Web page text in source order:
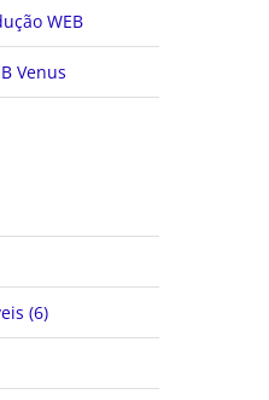
WEB
Venus
(6)